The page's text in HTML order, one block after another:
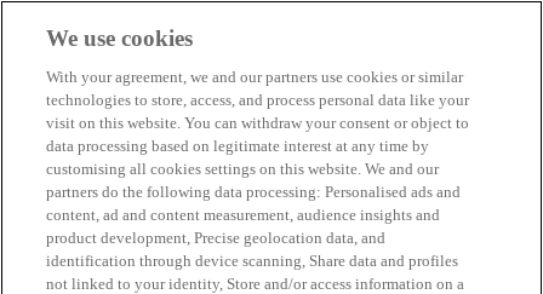
Biosphere Şirketlerini
Değerlendirmeyi nasıl yapıyoruz
Biz kimiz
TR
English
Español
Português
Français
Català
Deutsch
We use cookies
With your agreement, we and our partners use cookies or similar
technologies to store, access, and process personal data like your
visit on this website. You can withdraw your consent or object to
data processing based on legitimate interest at any time by
customising all cookies settings on this website. We and our
partners do the following data processing: Personalised ads and
content, ad and content measurement, audience insights and
product development, Precise geolocation data, and
identification through device scanning, Share data and profiles
not linked to your identity, Store and/or access information on a